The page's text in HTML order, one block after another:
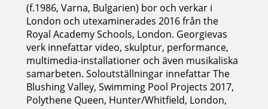
(f.1986, Varna, Bulgarien) bor och verkar i
London och utexaminerades 2016 från the
Royal Academy Schools, London. Georgievas
verk innefattar video, skulptur, performance,
multimedia-installationer och även musikaliska
samarbeten. Soloutställningar innefattar The
Blushing Valley, Swimming Pool Projects 2017,
Polythene Queen, Hunter/Whitfield, London,